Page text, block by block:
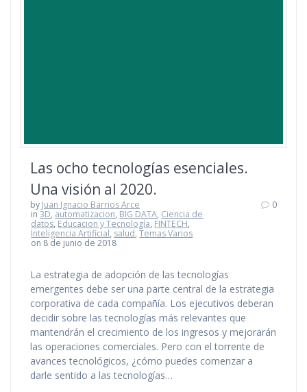
Las ocho tecnologías esenciales.
Una visión al 2020.
by Juan Ignacio Barrios Arce
in3D, automatizacion, BIG DATA, Ciencia de
datos, Educacion y Tecnología, FINTECH,
Inteligencia Artificial, salud,Temas Varios
on 8 de junio de 2018
0
La estrategia de adopción de las tecnologías
emergentes debe ser una parte central de la estrategia
corporativa de cada compañía. Los ejecutivos deberan
decidir sobre las tecnologías más relevantes que
mantendrán el crecimiento de los ingresos y mejorarán
las operaciones comerciales. Pero con el torrente de
avances tecnológicos, ¿cómo puedes comenzar a
darle sentido a las tecnologías…